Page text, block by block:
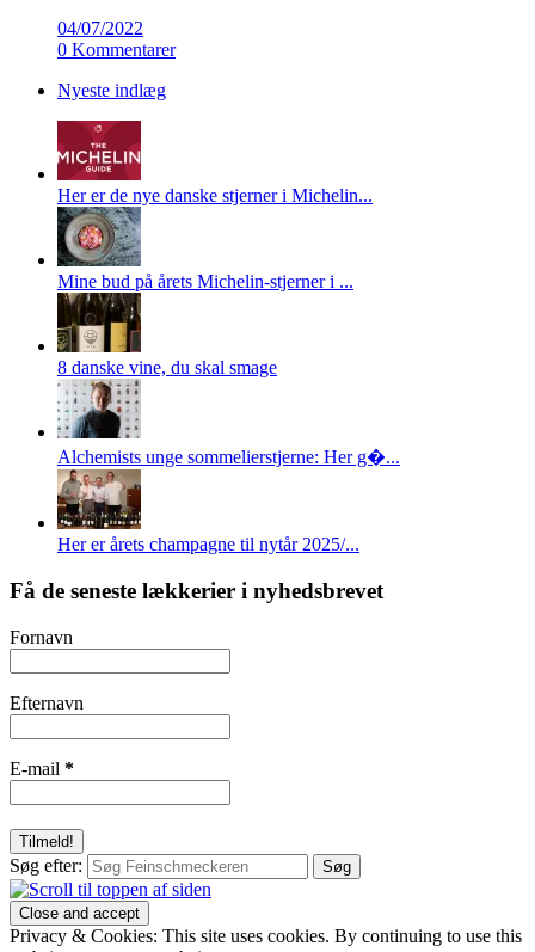
04/07/2022
0 Kommentarer
Nyeste indlæg
Her er de nye danske stjerner i Michelin...
Mine bud på årets Michelin-stjerner i ...
8 danske vine, du skal smage
Alchemists unge sommelierstjerne: Her g�...
Her er årets champagne til nytår 2025/...
Få de seneste lækkerier i nyhedsbrevet
Fornavn
Efternavn
E-mail *
Søg efter:
Privacy & Cookies: This site uses cookies. By continuing to use this